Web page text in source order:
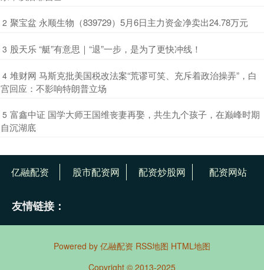
2 ​聚宝盆 永顺生物（839729）5月6日主力资金净卖出24.78万元
3 ​股天乐 “艇”有意思｜“退”一步，是为了更快冲线！
4 ​堆财网 马斯克批美国税改法案“荒谬可笑、充斥着政治操弄”，白
宫回应：不影响特朗普立场
5 ​富鑫中证 国学大师王国维丧妻再娶，共生九个孩子，在巅峰时期
自沉湖底
亿融配资 股市配资网 配资炒股网 配资网站
友情链接：
Powered by 亿融配资 RSS地图 HTML地图
Copyright © 2013-2025